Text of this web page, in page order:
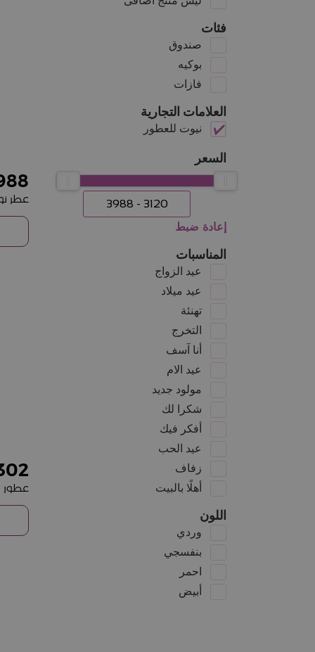
فئات
صندوق
بوكيه
فازات
العلامات التجارية
نيوت للعطور
السعر
إعادة ضبط
المناسبات
عيد الزواج
عيد ميلاد
تهنئة
التخرج
أنا آسف
عيد الام
مولود جديد
شكرا لك
أفكر فيك
عيد الحب
زفاف
أهلًا بالبيت
اللون
وردي
بنفسجي
احمر
أبيض
عطور